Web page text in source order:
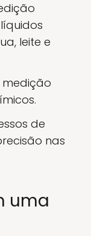
leite e
medição
de
nas
uma